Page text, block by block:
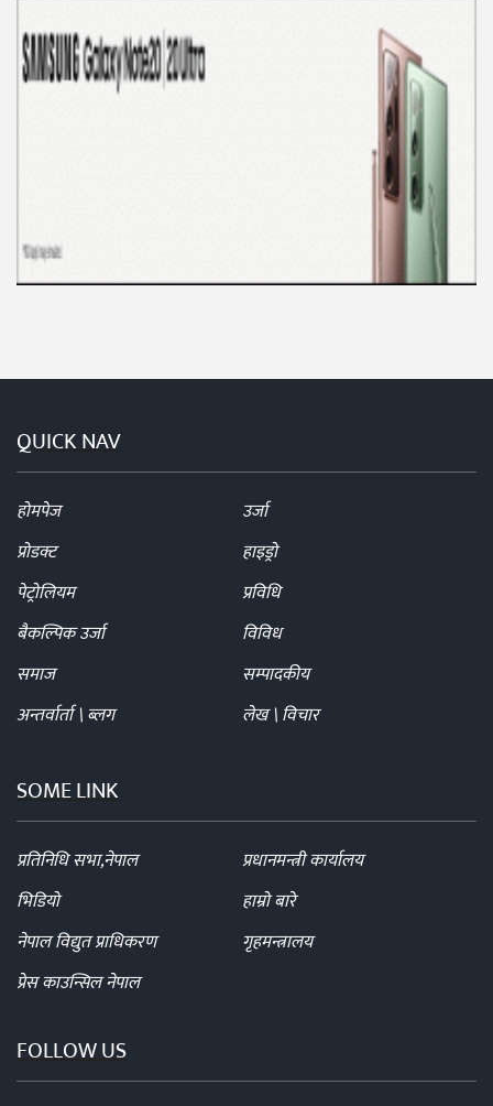
QUICK NAV
होमपेज
उर्जा
प्रोडक्ट
हाइड्रो
पेट्रोलियम
प्रविधि
बैकल्पिक उर्जा
विविध
समाज
सम्पादकीय
अन्तर्वार्ता \ ब्लग
लेख \ विचार
SOME LINK
प्रतिनिधि सभा,नेपाल
प्रधानमन्त्री कार्यालय
भिडियो
हाम्रो बारे
नेपाल विद्युत प्राधिकरण
गृहमन्त्रालय
प्रेस काउन्सिल नेपाल
FOLLOW US